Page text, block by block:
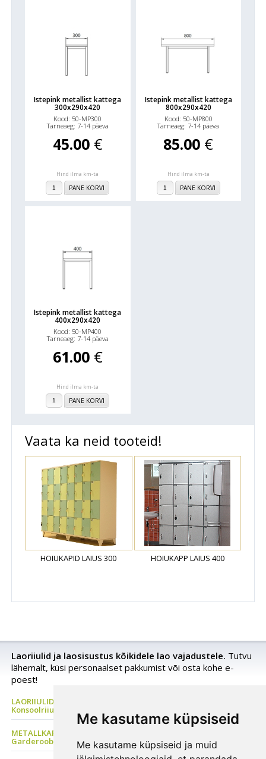
Me kasutame küpsiseid
Me kasutame küpsiseid ja muid
Istepink metallist kattega
300x290x420
Kood: 50-MP300
Tarneaeg: 7-14 päeva
45.00 €
Hind ilma km-ta
PANE KORVI
Istepink metallist kattega
800x290x420
Kood: 50-MP800
Tarneaeg: 7-14 päeva
85.00 €
Hind ilma km-ta
PANE KORVI
Istepink metallist kattega
400x290x420
Kood: 50-MP400
Tarneaeg: 7-14 päeva
61.00 €
Hind ilma km-ta
PANE KORVI
Vaata ka neid tooteid!
HOIUKAPID LAIUS 300 HOIUKAPP LAIUS 400
Laoriiulid ja laosisustus kõikidele lao vajadustele. Tutvu
lähemalt, küsi personaalset pakkumist või osta kohe e-
poest!
LAORIIULID Metallriiul, Kaubaaluste riiul, Rehviriiul,
Konsoolriiul, Korrusladu
METALLKAPP Metallist Riidekapp, Kontorikapp,
Garderoobikapp, Tööriistakapp